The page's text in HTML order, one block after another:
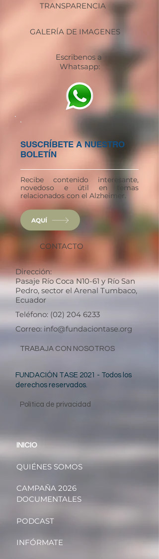
TRANSPARENCIA
GALERÍA DE IMAGENES
Escribenos a
Whatsapp:
SUSCRÍBETE A NUESTRO
BOLETÍN
Recibe contenido interesante,
novedoso e útil en temas
relacionados con el Alzheimer.
AQUÍ
CONTACTO
Dirección:
Pasaje Río Coca N10-61 y Río San
Pedro, sector el Arenal Tumbaco,
Ecuador
Teléfono: (02) 204 6233
Correo: info@fundaciontase.org
TRABAJA CON NOSOTROS
FUNDACIÓN TASE 2021 - Todos los
derechos reservados.
Política de privacidad
INICIO
QUIÉNES SOMOS
CAMPAÑA 2026
DOCUMENTALES
PODCAST
INFÓRMATE